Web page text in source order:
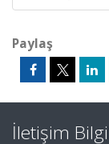
Paylaş
İletişim